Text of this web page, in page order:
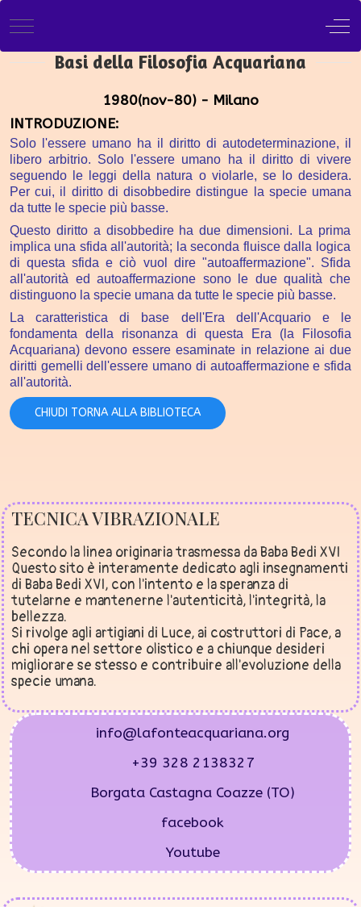
Mobile Menu Toggle
Basi della Filosofia Acquariana
1980(nov-80) - Milano
INTRODUZIONE:
Solo l'essere umano ha il diritto di autodeterminazione, il
libero arbitrio. Solo l'essere umano ha il diritto di vivere
seguendo le leggi della natura o violarle, se lo desidera.
Per cui, il diritto di disobbedire distingue la specie umana
da tutte le specie più basse.
Questo diritto a disobbedire ha due dimensioni. La prima
implica una sfida all'autorità; la seconda fluisce dalla logica
di questa sfida e ciò vuol dire "autoaffermazione". Sfida
all'autorità ed autoaffermazione sono le due qualità che
distinguono la specie umana da tutte le specie più basse.
La caratteristica di base dell'Era dell'Acquario e le
fondamenta della risonanza di questa Era (la Filosofia
Acquariana) devono essere esaminate in relazione ai due
diritti gemelli dell'essere umano di autoaffermazione e sfida
all'autorità.
CHIUDI TORNA ALLA BIBLIOTECA
TECNICA VIBRAZIONALE
Secondo la linea originaria trasmessa da Baba Bedi XVI
Questo sito è interamente dedicato agli insegnamenti
di Baba Bedi XVI, con l'intento e la speranza di
tutelarne e mantenerne l'autenticità, l'integrità, la
bellezza.
Si rivolge agli artigiani di Luce, ai costruttori di Pace, a
chi opera nel settore olistico e a chiunque desideri
migliorare se stesso e contribuire all'evoluzione della
specie umana.
info@lafonteacquariana.org
+39 328 2138327
Borgata Castagna Coazze (TO)
facebook
Youtube